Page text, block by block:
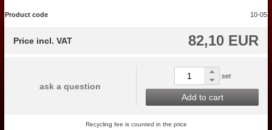
Product code 10-05
82,10 EUR
Price incl. VAT
ask a question
set
Add to cart
Recycling fee is counted in the price